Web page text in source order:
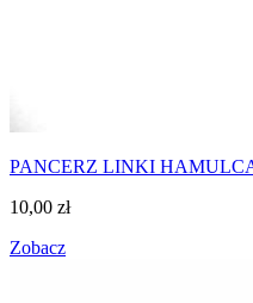
PANCERZ LINKI
10,00 zł
Zobacz